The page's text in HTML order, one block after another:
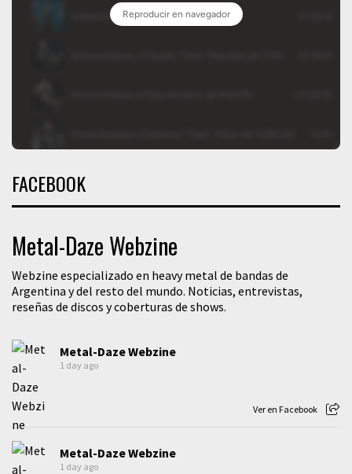
FACEBOOK
Metal-Daze Webzine
Webzine especializado en heavy metal de bandas de
Argentina y del resto del mundo. Noticias, entrevistas,
reseñas de discos y coberturas de shows.
Metal-Daze Webzine
1 day ago
Ver en Facebook
Metal-Daze Webzine
1 day ago